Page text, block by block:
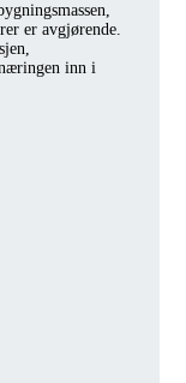
er avgjørende.
inn i